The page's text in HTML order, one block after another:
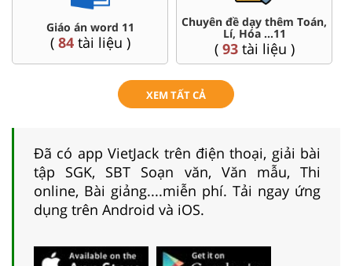
Giáo án word 11
( 84tài liệu )
Chuyên đề dạy thêm Toán,
Lí, Hóa ...11
( 93tài liệu )
XEM TẤT CẢ
Đã có app VietJack trên điện thoại, giải bài
tập SGK, SBT Soạn văn, Văn mẫu, Thi
online, Bài giảng....miễn phí. Tải ngay ứng
dụng trên Android và iOS.